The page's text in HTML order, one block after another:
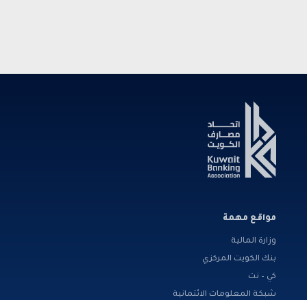
مواقع مهمة
وزارة المالية
بنك الكويت المركزي
كي – نت
شبكة المعلومات الائتمانية